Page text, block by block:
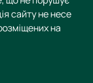
сайту не несе
на